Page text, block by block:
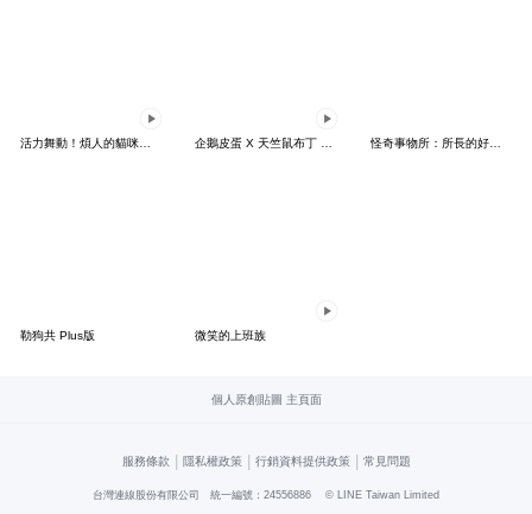
活力舞動！煩人的貓咪★迷你版 2 企鵝皮蛋 X 天竺鼠布丁 有點厭世 怪奇事物所：所長的好日子要來力
勒狗共 Plus版 微笑的上班族
個人原創貼圖 主頁面
服務條款 | 隱私權政策 | 行銷資料提供政策 | 常見問題
台灣連線股份有限公司 統一編號：24556886 © LINE Taiwan Limited